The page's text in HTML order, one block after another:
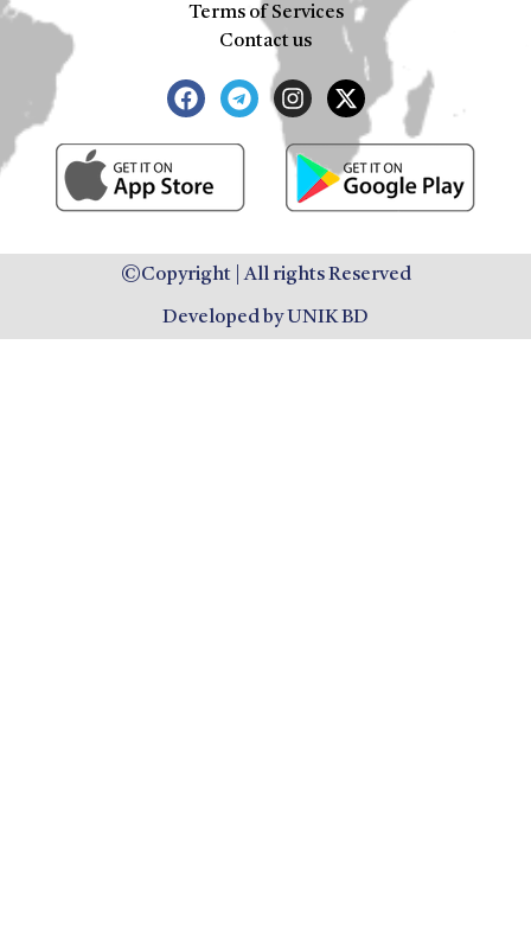
Terms of Services
Contact us
©Copyright | All rights Reserved
Developed by UNIK BD